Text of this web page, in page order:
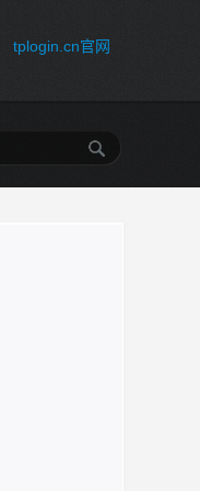
tplogin.cn官网